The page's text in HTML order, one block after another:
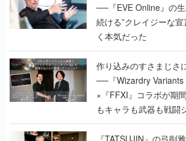
──『EVE Online』の
続ける”クレイジーな
く本気だった
作り込みのすさまじさ
──『Wizardry Variants
×『FFXI』コラボが期
もキャラも武器も戦闘
で作り込まれた理由を
く